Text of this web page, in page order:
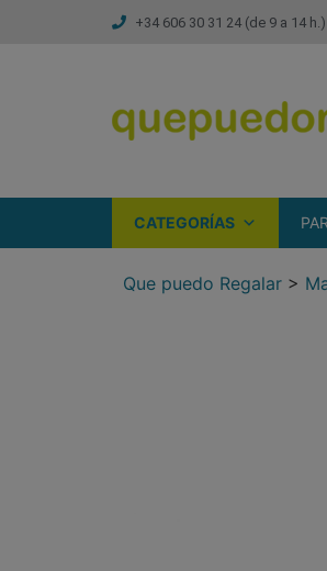
+34 606 30 31 24 (de 9 a 14 h.)
CATEGORÍAS
Que puedo Regalar >